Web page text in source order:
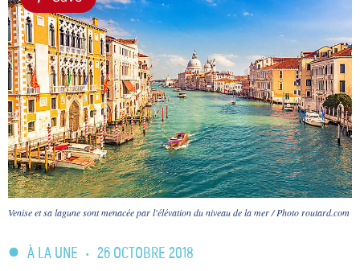
Venise et sa lagune sont menacée par l'élévation du niveau de la mer / Photo routard.com
À LA UNE • 26 OCTOBRE 2018